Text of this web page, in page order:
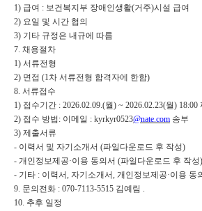
1) 급여 : 보건복지부 장애인생활(거주)시설 급여
2) 요일 및 시간 협의
3) 기타 규정은 내규에 따름
7. 채용절차
1) 서류전형
2) 면접 (1차 서류전형 합격자에 한함)
8. 서류접수
1) 접수기간 : 2026.02.09.(월) ~ 2026.02.23(월) 18:00
2) 접수 방법 : 이메일 : kyrkyr0523@nate.com 송부
3) 제출서류
- 이력서 및 자기소개서 (파일다운로드 후 작성)
- 개인정보제공·이용 동의서 (파일다운로드 후 작성)
- 기타 : 이력서, 자기소개서, 개인정보제공·이용 동
9. 문의전화 : 070-7113-5515 김예림 .
10. 추후 일정